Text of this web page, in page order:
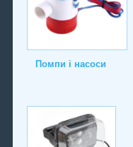
Помпи і насоси